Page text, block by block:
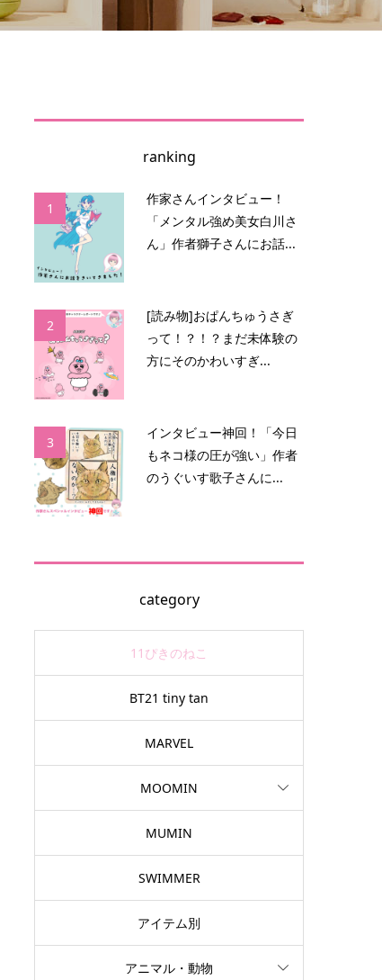
ranking
1
作家さんインタビュー！
「メンタル強め美女白川さ
ん」作者獅子さんにお話...
2
[読み物]おぱんちゅうさぎ
って！？！？まだ未体験の
方にそのかわいすぎ...
3
インタビュー神回！「今日
もネコ様の圧が強い」作者
のうぐいす歌子さんに...
category
11ぴきのねこ
BT21 tiny tan
MARVEL
MOOMIN
MUMIN
SWIMMER
アイテム別
アニマル・動物